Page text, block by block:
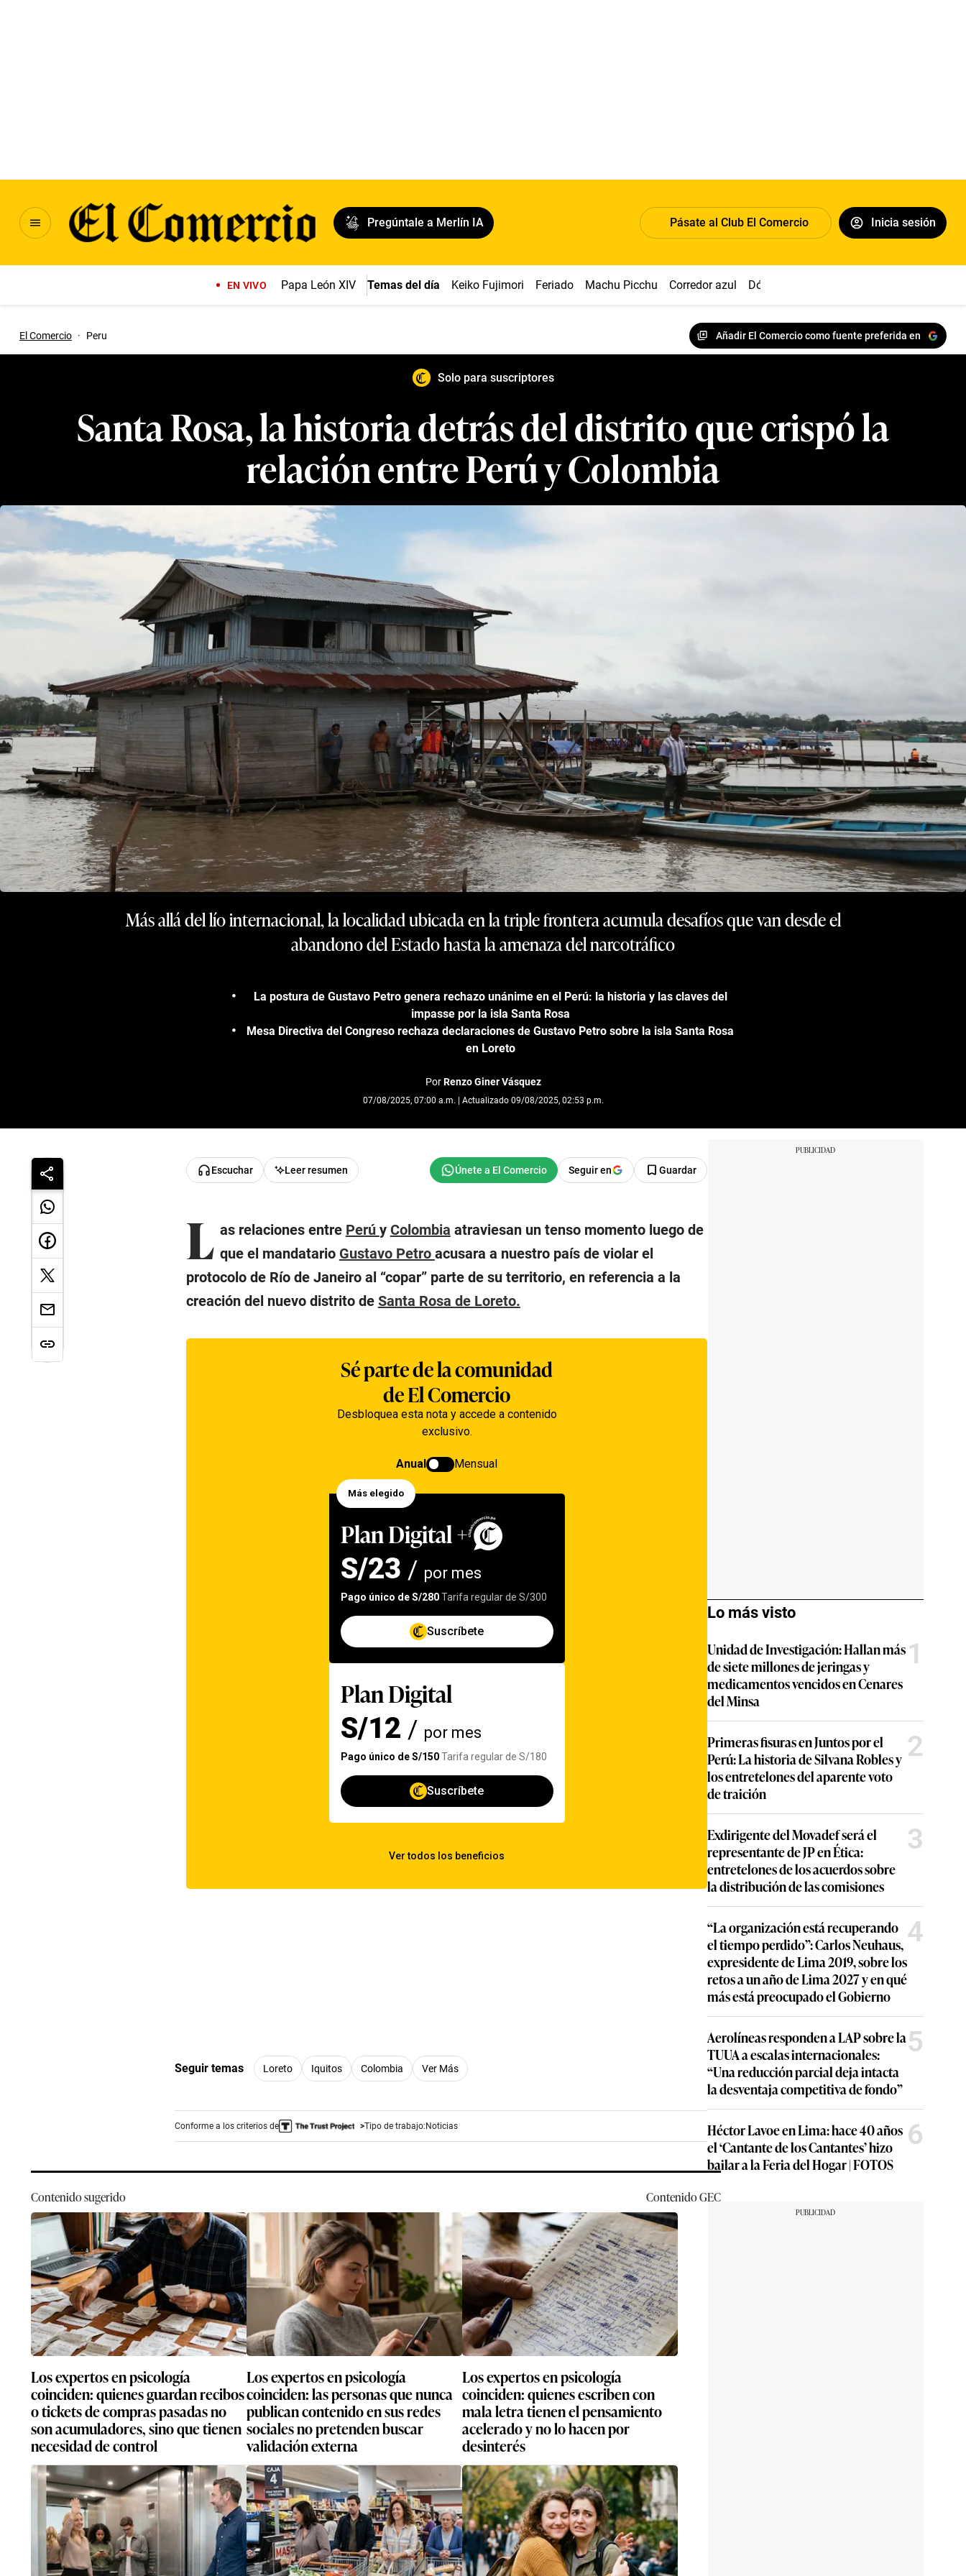
Pregúntale a Merlín IA Pásate al Club El Comercio Inicia sesión
EN VIVO Papa León XIV Temas del día Keiko Fujimori Feriado Machu Picchu Corredor azul Dólar
El Comercio · Peru Añadir El Comercio como fuente preferida en
Solo para suscriptores
Santa Rosa, la historia detrás del distrito que crispó la
relación entre Perú y Colombia
Más allá del lío internacional, la localidad ubicada en la triple frontera acumula desafíos que van desde el
abandono del Estado hasta la amenaza del narcotráfico
La postura de Gustavo Petro genera rechazo unánime en el Perú: la historia y las claves del
impasse por la isla Santa Rosa
Mesa Directiva del Congreso rechaza declaraciones de Gustavo Petro sobre la isla Santa Rosa
en Loreto
PorRenzo Giner Vásquez
07/08/2025, 07:00 a.m. | Actualizado 09/08/2025, 02:53 p.m.
Escuchar Leer resumen Seguir en Guardar
L as relaciones entre Perú y Colombia atraviesan un tenso momento luego de
que el mandatario Gustavo Petro acusara a nuestro país de violar el
protocolo de Río de Janeiro al “copar” parte de su territorio, en referencia a la
creación del nuevo distrito de Santa Rosa de Loreto.
Seguir temas Loreto Iquitos Colombia Ver Más
Conforme a los criterios de Tipo de trabajo:Noticias
Contenido sugerido ContenidoGEC
Los expertos en psicología
coinciden: quienes guardan recibos
o tickets de compras pasadas no
son acumuladores, sino que tienen
necesidad de control
Los expertos en psicología
coinciden: las personas que nunca
publican contenido en sus redes
sociales no pretenden buscar
validación externa
Los expertos en psicología
coinciden: quienes escriben con
mala letra tienen el pensamiento
acelerado y no lo hacen por
desinterés
Lo más visto
Unidad de Investigación: Hallan más
de siete millones de jeringas y
medicamentos vencidos en Cenares
del Minsa
1
Primeras fisuras en Juntos por el
Perú: La historia de Silvana Robles y
los entretelones del aparente voto
de traición
2
Exdirigente del Movadef será el
representante de JP en Ética:
entretelones de los acuerdos sobre
la distribución de las comisiones
3
“La organización está recuperando
el tiempo perdido”: Carlos Neuhaus,
expresidente de Lima 2019, sobre los
retos a un año de Lima 2027 y en qué
más está preocupado el Gobierno
4
Aerolíneas responden a LAP sobre la
TUUA a escalas internacionales:
“Una reducción parcial deja intacta
la desventaja competitiva de fondo”
5
Héctor Lavoe en Lima: hace 40 años
el ‘Cantante de los Cantantes’ hizo
bailar a la Feria del Hogar | FOTOS
6